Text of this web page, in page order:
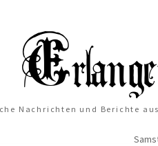
Nachrichten und Berichte